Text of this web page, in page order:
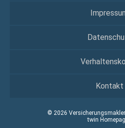
Kontakt
© 2026
twin